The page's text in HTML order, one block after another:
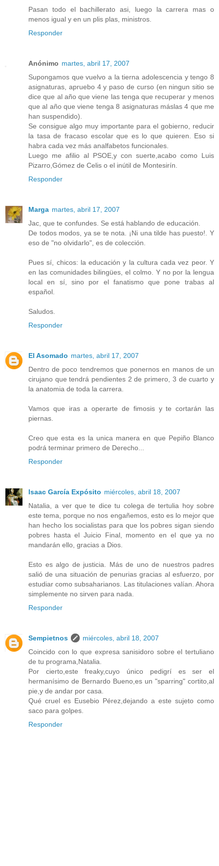
Pasan todo el bachillerato asi, luego la carrera mas o
menos igual y en un plis plas, ministros.
Responder
Anónimo martes, abril 17, 2007
Supongamos que vuelvo a la tierna adolescencia y tengo 8
asignaturas, apruebo 4 y paso de curso (en ningun sitio se
dice que al año que viene las tenga que recuperar y menos
que al año que viene tenga 8 asignaturas máslas 4 que me
han suspendido).
Se consigue algo muy importante para el gobierno, reducir
la tasa de fracaso escolar que es lo que quieren. Eso si
habra cada vez más analfabetos funcionales.
Luego me afilio al PSOE,y con suerte,acabo como Luis
Pizarro,Gómez de Celis o el inútil de Montesirín.
Responder
Marga martes, abril 17, 2007
Jac, que te confundes. Se está hablando de educación.
De todos modos, ya se te nota. ¡Ni una tilde has puesto!. Y
eso de "no olvidarlo", es de colección.
Pues sí, chicos: la educación y la cultura cada vez peor. Y
en las comunidades bilingües, el colmo. Y no por la lengua
local en sí, sino por el fanatismo que pone trabas al
español.
Saludos.
Responder
El Asomado martes, abril 17, 2007
Dentro de poco tendremos que ponernos en manos de un
cirujano que tendrá pendientes 2 de primero, 3 de cuarto y
la anatomia de toda la carrera.
Vamos que iras a operarte de fimosis y te cortarán las
piernas.
Creo que esta es la unica manera en que Pepiño Blanco
podrá terminar primero de Derecho...
Responder
Isaac García Expósito miércoles, abril 18, 2007
Natalia, a ver que te dice tu colega de tertulia hoy sobre
este tema, porque no nos engañemos, esto es lo mejor que
han hecho los socialistas para que los pobres sigan siendo
pobres hasta el Juicio Final, momento en el que ya no
mandarán ello, gracias a Dios.
Esto es algo de justicia. Más de uno de nuestros padres
salió de una situación de penurias gracias al esfuerzo, por
estudiar como subsaharianos. Las titulaciones valían. Ahora
simplemente no sirven para nada.
Responder
Sempietnos
miércoles, abril 18, 2007
Coincido con lo que expresa sanisidoro sobre el tertuliano
de tu programa,Natalia.
Por cierto,este freaky,cuyo único pedigrí es ser el
hermanísimo de Bernardo Bueno,es un "sparring" cortito,al
pie,y de andar por casa.
Qué cruel es Eusebio Pérez,dejando a este sujeto como
saco para golpes.
Responder